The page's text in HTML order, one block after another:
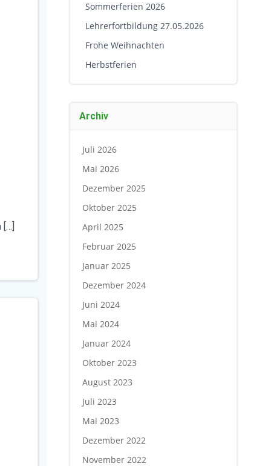
[…]
Sommerferien 2026
Lehrerfortbildung 27.05.2026
Frohe Weihnachten
Herbstferien
Archiv
Juli 2026
Mai 2026
Dezember 2025
Oktober 2025
April 2025
Februar 2025
Januar 2025
Dezember 2024
Juni 2024
Mai 2024
Januar 2024
Oktober 2023
August 2023
Juli 2023
Mai 2023
Dezember 2022
November 2022